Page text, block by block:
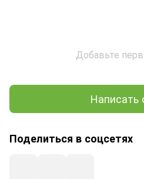
Добавьте
Написать
Поделиться в соцсетях